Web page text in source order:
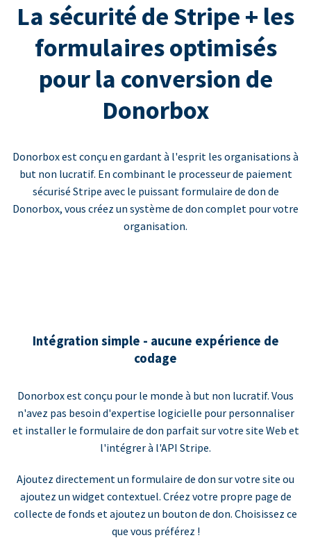
La sécurité de Stripe + les
formulaires optimisés
pour la conversion de
Donorbox
Donorbox est conçu en gardant à l'esprit les organisations à
but non lucratif. En combinant le processeur de paiement
sécurisé Stripe avec le puissant formulaire de don de
Donorbox, vous créez un système de don complet pour votre
organisation.
Intégration simple - aucune expérience de
codage
Donorbox est conçu pour le monde à but non lucratif. Vous
n'avez pas besoin d'expertise logicielle pour personnaliser
et installer le formulaire de don parfait sur votre site Web et
l'intégrer à l'API Stripe.
Ajoutez directement un formulaire de don sur votre site ou
ajoutez un widget contextuel. Créez votre propre page de
collecte de fonds et ajoutez un bouton de don. Choisissez ce
que vous préférez !